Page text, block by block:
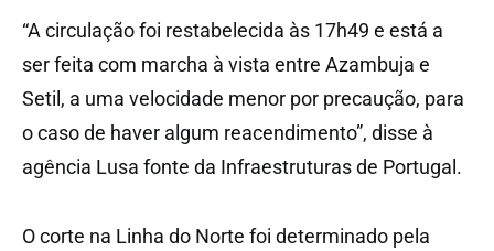
“A circulação foi restabelecida às 17h49 e está a
ser feita com marcha à vista entre Azambuja e
Setil, a uma velocidade menor por precaução, para
o caso de haver algum reacendimento”, disse à
agência Lusa fonte da Infraestruturas de Portugal.
O corte na Linha do Norte foi determinado pela